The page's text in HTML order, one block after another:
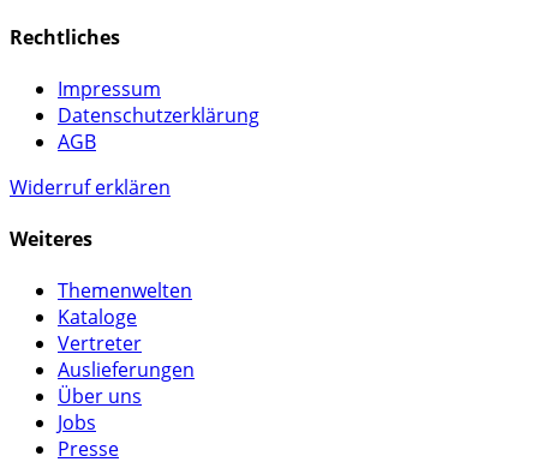
Rechtliches
Impressum
Datenschutzerklärung
AGB
Widerruf erklären
Weiteres
Themenwelten
Kataloge
Vertreter
Auslieferungen
Über uns
Jobs
Presse